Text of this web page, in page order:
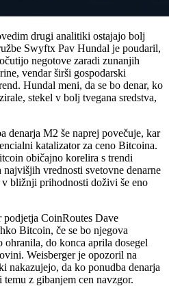
drugi analitiki ostajajo bolj
Swyftx Pav Hundal je poudaril,
negotove zaradi zunanjih
vendar širši gospodarski
Hundal meni, da se bo denar, ko
stekel v bolj tvegana sredstva,
denarja M2 še naprej povečuje, kar
katalizator za ceno Bitcoina.
običajno korelira s trendi
vrednosti svetovne denarne
bližnji prihodnosti doživi še eno
CoinRoutes Dave
Bitcoin, če se bo njegova
ohranila, do konca aprila dosegel
Weisberger je opozoril na
nakazujejo, da ko ponudba denarja
z gibanjem cen navzgor.